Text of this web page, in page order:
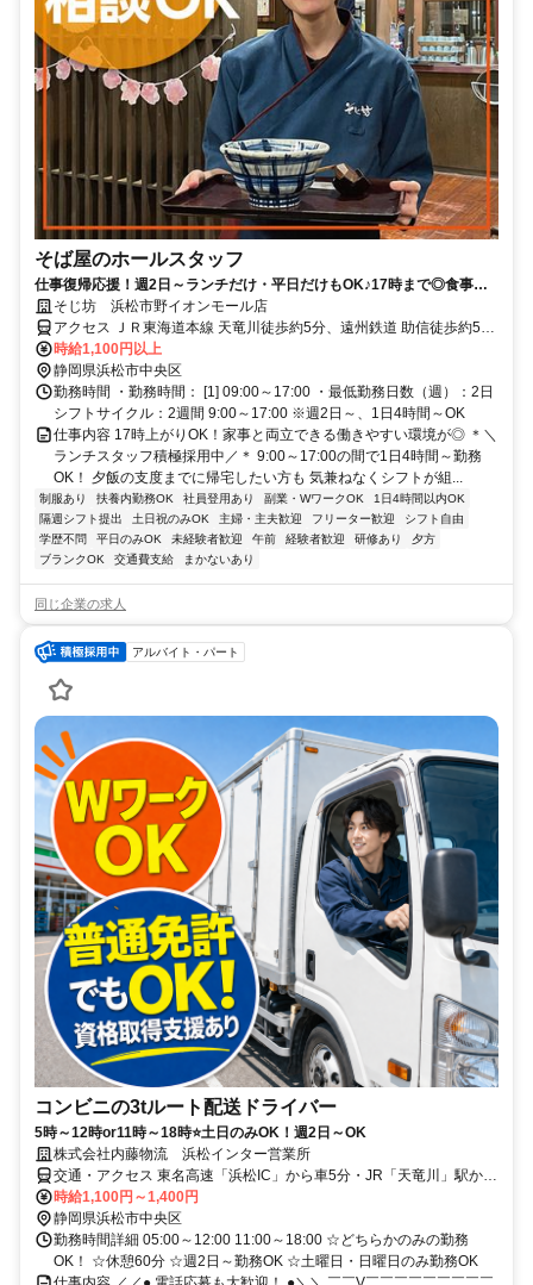
そば屋のホールスタッフ
仕事復帰応援！週2日～ランチだけ・平日だけもOK♪17時まで◎食事補
助有◎ブランクも丁寧な研修で安心
そじ坊 浜松市野イオンモール店
アクセス ＪＲ東海道本線 天竜川徒歩約5分、遠州鉄道 助信徒歩約59
分、遠州鉄道 曳馬出入口2徒歩約59分
時給1,100円以上
静岡県浜松市中央区
勤務時間 ・勤務時間： [1] 09:00～17:00 ・最低勤務日数（週）：2日
シフトサイクル：2週間 9:00～17:00 ※週2日～、1日4時間～OK
仕事内容 17時上がりOK！家事と両立できる働きやすい環境が◎ ＊＼
ランチスタッフ積極採用中／＊ 9:00～17:00の間で1日4時間～勤務
OK！ 夕飯の支度までに帰宅したい方も 気兼ねなくシフトが組...
制服あり 扶養内勤務OK 社員登用あり 副業・WワークOK
1日4時間以内OK
隔週シフト提出
土日祝のみOK 主婦・主夫歓迎 フリーター歓迎
シフト自由
学歴不問
平日のみOK 未経験者歓迎 午前 経験者歓迎 研修あり
夕方
ブランクOK
交通費支給 まかないあり
同じ企業の求人
アルバイト・パート
コンビニの3tルート配送ドライバー
5時～12時or11時～18時⭐土日のみOK！週2日～OK
株式会社内藤物流 浜松インター営業所
交通・アクセス 東名高速「浜松IC」から車5分・JR「天竜川」駅から
車8分「豊田町駅」から車11分 「浜松駅」から車20分 ★ガソリン代
支給(上限2万2500円)★無料駐車場完備
時給1,100円～1,400円
静岡県浜松市中央区
勤務時間詳細 05:00～12:00 11:00～18:00 ☆どちらかのみの勤務
OK！ ☆休憩60分 ☆週2日～勤務OK ☆土曜日・日曜日のみ勤務OK